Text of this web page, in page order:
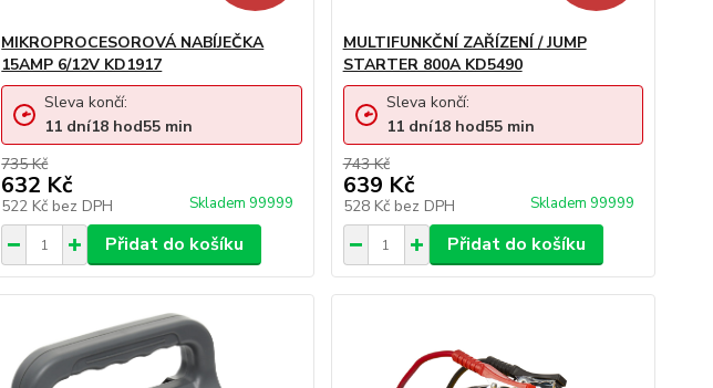
MIKROPROCESOROVÁ NABÍJEČKA
15AMP 6/12V KD1917
735 Kč
632 Kč
522 Kč bez DPH Skladem 99999
Sleva končí:
11 dní18 hod55 min
Přidat do košíku
MULTIFUNKČNÍ ZAŘÍZENÍ / JUMP
STARTER 800A KD5490
743 Kč
639 Kč
528 Kč bez DPH Skladem 99999
Sleva končí:
11 dní18hod55min
Přidat do košíku